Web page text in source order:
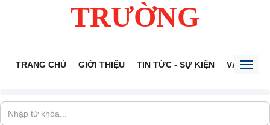
TRƯỜNG
TRANG CHỦ GIỚI THIỆU TIN TỨC - SỰ KIỆN VĂN BẢN